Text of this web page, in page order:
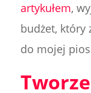
artykułem,
budżet, który
do mojej